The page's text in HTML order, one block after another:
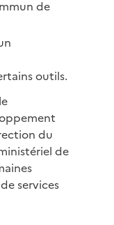
de
outils.
du
de
services